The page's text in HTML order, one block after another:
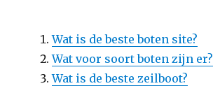
Wat is de beste boten site?
Wat voor soort boten zijn er?
Wat is de beste zeilboot?